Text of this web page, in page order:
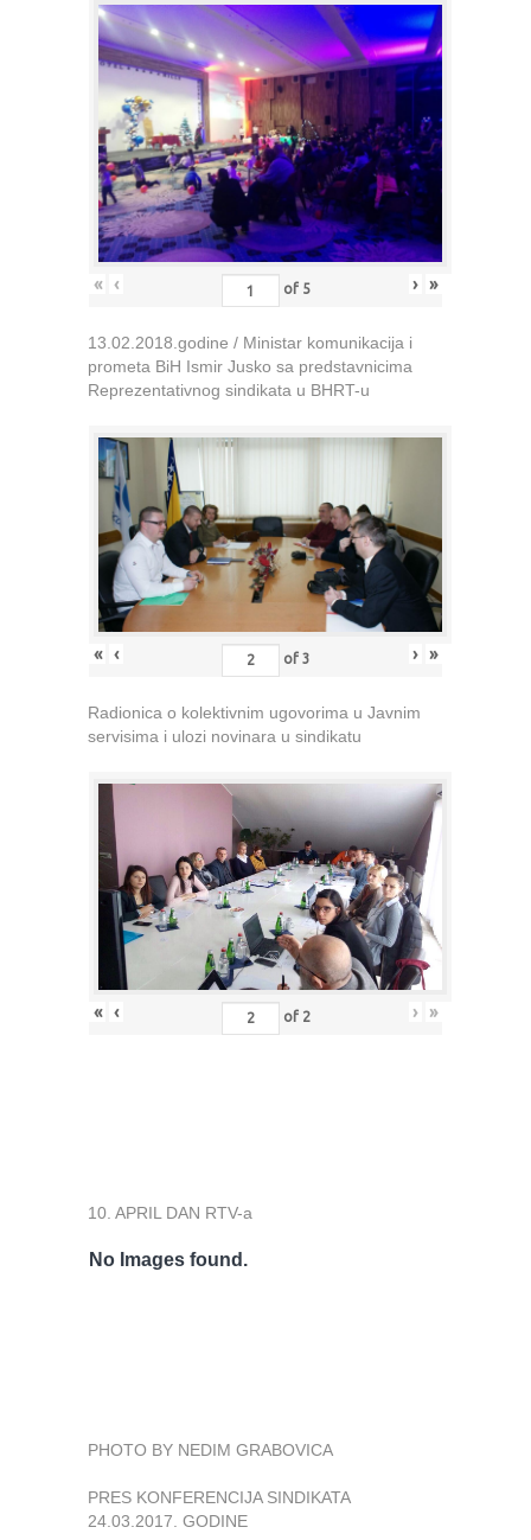
« ‹ of 5 › »
13.02.2018.godine / Ministar komunikacija i
prometa BiH Ismir Jusko sa predstavnicima
Reprezentativnog sindikata u BHRT-u
« ‹ of 3 › »
Radionica o kolektivnim ugovorima u Javnim
servisima i ulozi novinara u sindikatu
« ‹ of 2 › »
10. APRIL DAN RTV-a
No Images found.
PHOTO BY NEDIM GRABOVICA
PRES KONFERENCIJA SINDIKATA
24.03.2017. GODINE